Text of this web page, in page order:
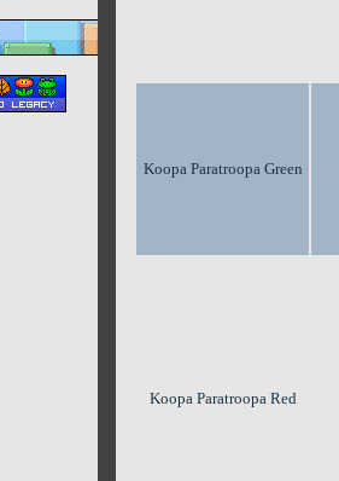
Koopa Paratroopa Green
Koopa Paratroopa Red